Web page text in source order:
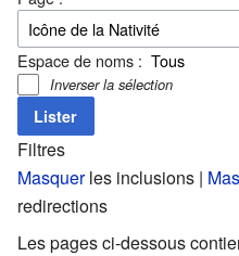
Espace de noms :
Inverser la sélection
Filtres
Masquerles inclusions |
redirections
Les pages ci-dessous